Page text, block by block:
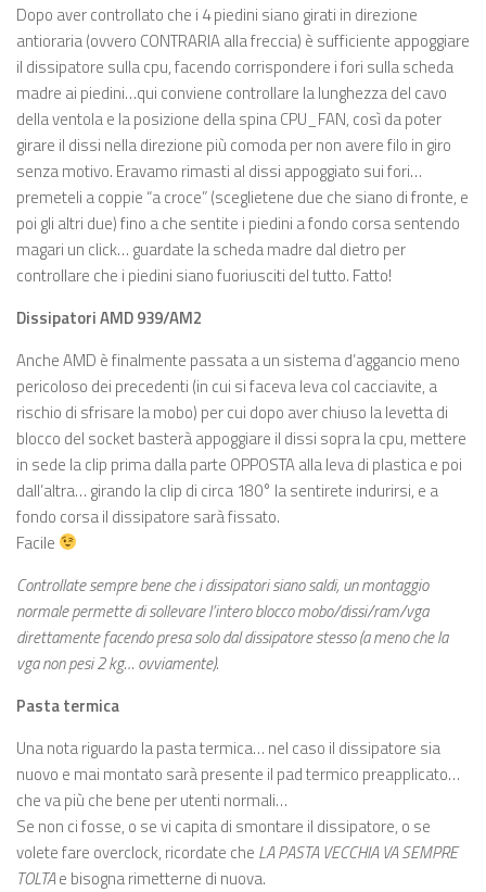
Dopo aver controllato che i 4 piedini siano girati in direzione
antioraria (ovvero CONTRARIA alla freccia) è sufficiente appoggiare
il dissipatore sulla cpu, facendo corrispondere i fori sulla scheda
madre ai piedini…qui conviene controllare la lunghezza del cavo
della ventola e la posizione della spina CPU_FAN, così da poter
girare il dissi nella direzione più comoda per non avere filo in giro
senza motivo. Eravamo rimasti al dissi appoggiato sui fori…
premeteli a coppie “a croce” (sceglietene due che siano di fronte, e
poi gli altri due) fino a che sentite i piedini a fondo corsa sentendo
magari un click… guardate la scheda madre dal dietro per
controllare che i piedini siano fuoriusciti del tutto. Fatto!
Dissipatori AMD 939/AM2
Anche AMD è finalmente passata a un sistema d’aggancio meno
pericoloso dei precedenti (in cui si faceva leva col cacciavite, a
rischio di sfrisare la mobo) per cui dopo aver chiuso la levetta di
blocco del socket basterà appoggiare il dissi sopra la cpu, mettere
in sede la clip prima dalla parte OPPOSTA alla leva di plastica e poi
dall’altra… girando la clip di circa 180° la sentirete indurirsi, e a
fondo corsa il dissipatore sarà fissato.
Facile
Controllate sempre bene che i dissipatori siano saldi, un montaggio
normale permette di sollevare l’intero blocco mobo/dissi/ram/vga
direttamente facendo presa solo dal dissipatore stesso (a meno che la
vga non pesi 2 kg… ovviamente).
Pasta termica
Una nota riguardo la pasta termica… nel caso il dissipatore sia
nuovo e mai montato sarà presente il pad termico preapplicato…
che va più che bene per utenti normali…
Se non ci fosse, o se vi capita di smontare il dissipatore, o se
volete fare overclock, ricordate che LA PASTA VECCHIA VA SEMPRE
TOLTAe bisogna rimetterne di nuova.